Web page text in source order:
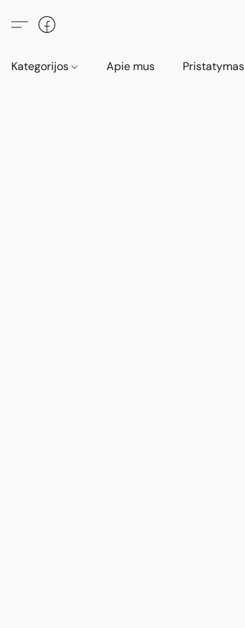
Kategorijos Apie mus Pristatymas